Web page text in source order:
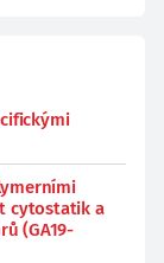
cytostatik a
(GA19-